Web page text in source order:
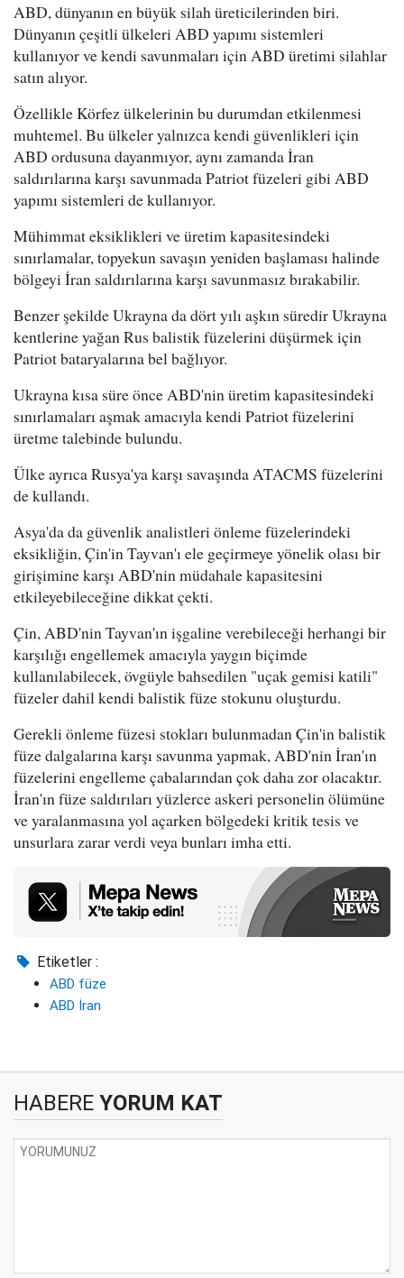
ABD, dünyanın en büyük silah üreticilerinden biri.
Dünyanın çeşitli ülkeleri ABD yapımı sistemleri
kullanıyor ve kendi savunmaları için ABD üretimi silahlar
satın alıyor.
Özellikle Körfez ülkelerinin bu durumdan etkilenmesi
muhtemel. Bu ülkeler yalnızca kendi güvenlikleri için
ABD ordusuna dayanmıyor, aynı zamanda İran
saldırılarına karşı savunmada Patriot füzeleri gibi ABD
yapımı sistemleri de kullanıyor.
Mühimmat eksiklikleri ve üretim kapasitesindeki
sınırlamalar, topyekun savaşın yeniden başlaması halinde
bölgeyi İran saldırılarına karşı savunmasız bırakabilir.
Benzer şekilde Ukrayna da dört yılı aşkın süredir Ukrayna
kentlerine yağan Rus balistik füzelerini düşürmek için
Patriot bataryalarına bel bağlıyor.
Ukrayna kısa süre önce ABD'nin üretim kapasitesindeki
sınırlamaları aşmak amacıyla kendi Patriot füzelerini
üretme talebinde bulundu.
Ülke ayrıca Rusya'ya karşı savaşında ATACMS füzelerini
de kullandı.
Asya'da da güvenlik analistleri önleme füzelerindeki
eksikliğin, Çin'in Tayvan'ı ele geçirmeye yönelik olası bir
girişimine karşı ABD'nin müdahale kapasitesini
etkileyebileceğine dikkat çekti.
Çin, ABD'nin Tayvan'ın işgaline verebileceği herhangi bir
karşılığı engellemek amacıyla yaygın biçimde
kullanılabilecek, övgüyle bahsedilen "uçak gemisi katili"
füzeler dahil kendi balistik füze stokunu oluşturdu.
Gerekli önleme füzesi stokları bulunmadan Çin'in balistik
füze dalgalarına karşı savunma yapmak, ABD'nin İran'ın
füzelerini engelleme çabalarından çok daha zor olacaktır.
İran'ın füze saldırıları yüzlerce askeri personelin ölümüne
ve yaralanmasına yol açarken bölgedeki kritik tesis ve
unsurlara zarar verdi veya bunları imha etti.
Etiketler :
ABD füze
ABD İran
HABERE YORUM KAT